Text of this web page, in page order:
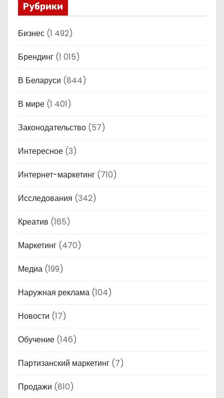
Рубрики
Бизнес (1 492)
Брендинг (1 015)
В Беларуси (844)
В мире (1 401)
Законодательство (57)
Интересное (3)
Интернет-маркетинг (710)
Исследования (342)
Креатив (165)
Маркетинг (470)
Медиа (199)
Наружная реклама (104)
Новости (17)
Обучение (146)
Партизанский маркетинг (7)
Продажи (810)